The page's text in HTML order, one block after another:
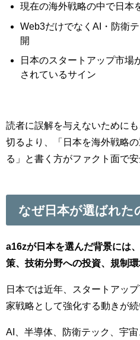
現在の海外戦略の中で日本
Web3だけでなくAI・防衛
開
日本のスタートアップ市場
されているサイン
読者に誤解を与えないために
切るより、「日本を海外戦略
る」と書く方がファクト面で安
なぜ日本が選ばれた
a16zが日本を選んだ背景には
策、技術分野への投資、規制環
日本では近年、スタートアッ
家戦略として強化する動きが続
AI、半導体、防衛テック、宇